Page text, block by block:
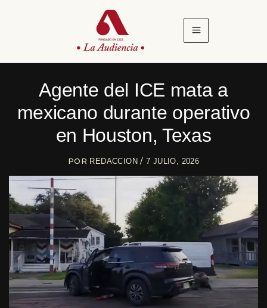
Agente del ICE mata a
mexicano durante operativo
en Houston, Texas
POR REDACCION/7 JULIO, 2026